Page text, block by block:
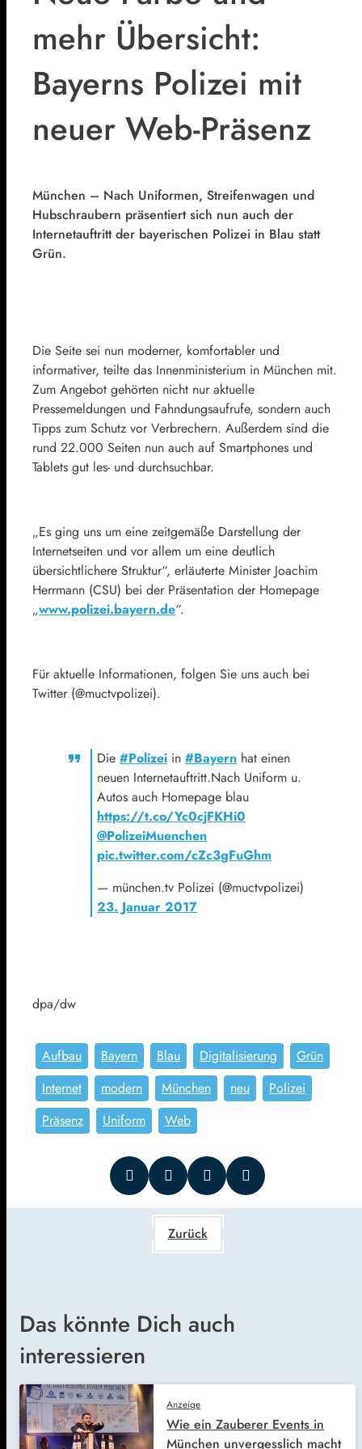
mehr Übersicht:
Bayerns Polizei mit
neuer Web-Präsenz
München – Nach Uniformen, Streifenwagen und
Hubschraubern präsentiert sich nun auch der
Internetauftritt der bayerischen Polizei in Blau statt
Grün.
Die Seite sei nun moderner, komfortabler und
informativer, teilte das Innenministerium in München mit.
Zum Angebot gehörten nicht nur aktuelle
Pressemeldungen und Fahndungsaufrufe, sondern auch
Tipps zum Schutz vor Verbrechern. Außerdem sind die
rund 22.000 Seiten nun auch auf Smartphones und
Tablets gut les- und durchsuchbar.
„Es ging uns um eine zeitgemäße Darstellung der
Internetseiten und vor allem um eine deutlich
übersichtlichere Struktur“, erläuterte Minister Joachim
Herrmann (CSU) bei der Präsentation der Homepage
„www.polizei.bayern.de“.
Für aktuelle Informationen, folgen Sie uns auch bei
Twitter (@muctvpolizei).
Die #Polizei in #Bayern hat einen
neuen Internetauftritt.Nach Uniform u.
Autos auch Homepage blau
https://t.co/Yc0cjFKHi0
@PolizeiMuenchen
pic.twitter.com/cZc3gFuGhm
— münchen.tv Polizei (@muctvpolizei)
23. Januar 2017
dpa/dw
Aufbau Bayern Blau Digitalisierung
Grün
Internet
modern München neu
Polizei
Präsenz
Uniform Web
Zurück
Das könnte Dich auch
interessieren
Anzeige
Wie ein Zauberer Events in
München unvergesslich macht